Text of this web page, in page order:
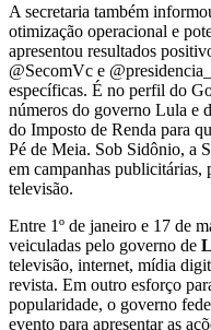
A secretaria também
otimização operacional e
apresentou resultados
@SecomVc e
específicas. É no perfil do
números do governo Lula e
do Imposto de Renda para
Pé de Meia. Sob Sidônio, a
em campanhas publicitárias,
televisão.
Entre 1º de janeiro e 17 de
veiculadas pelo governo de
televisão, internet, mídia
revista. Em outro esforço
popularidade, o governo
evento para apresentar as